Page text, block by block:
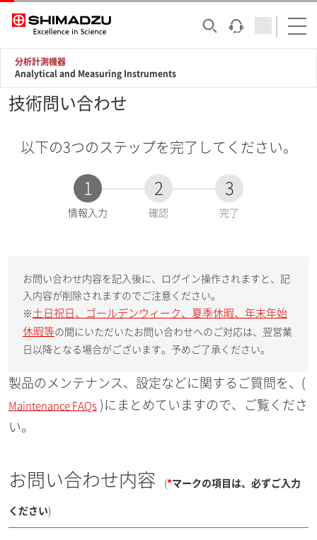
分析計測機器
Analytical and Measuring Instruments
技術問い合わせ
以下の3つのステップを完了してください。
1
現
情報入力
2
確認
3
完了
お問い合わせ内容を記入後に、ログイン操作されますと、記
入内容が削除されますのでご注意ください。
※ 土日祝日、ゴールデンウィーク、夏季休暇、年末年始
休暇等の間にいただいたお問い合わせへのご対応は、翌営業
日以降となる場合がございます。予めご了承ください。
製品のメンテナンス、設定などに関するご質問を、(
Maintenance FAQs )にまとめていますので、ご覧くださ
い。
お問い合わせ内容 (*マークの項目は、必ずご入力
ください)